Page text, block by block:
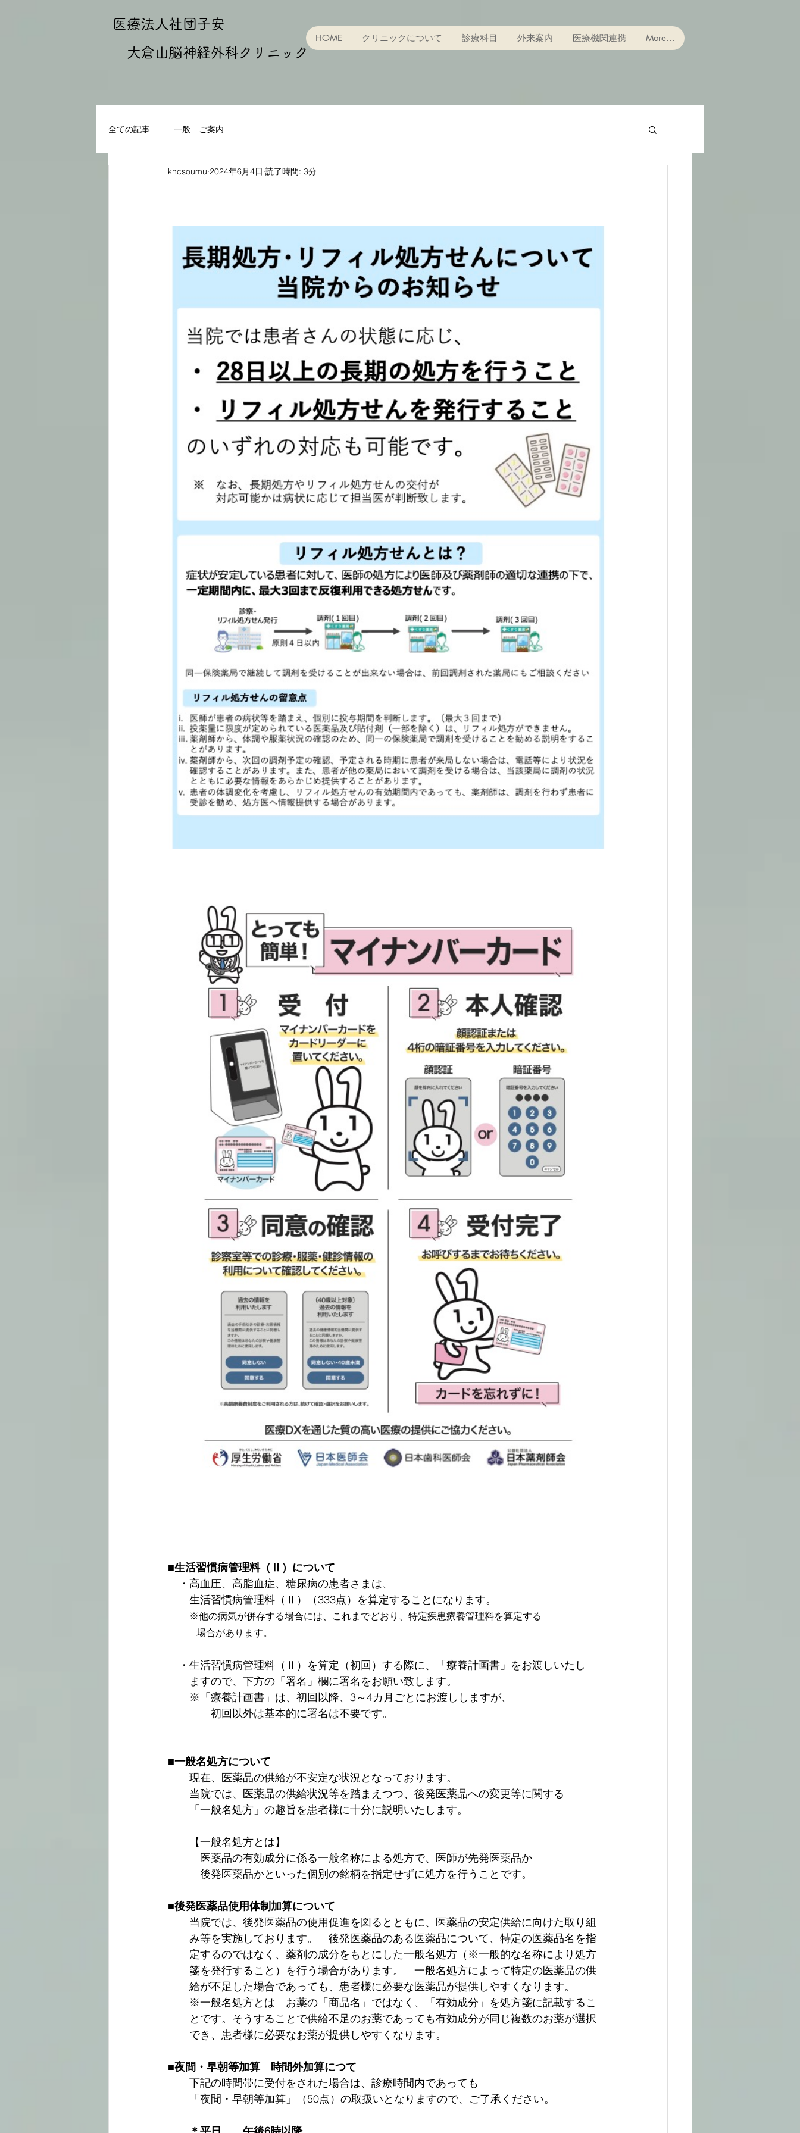
医療法人社団子安
大倉山脳神経外科クリニック
HOME クリニックについて 診療科目 外来案内 医療機関連携 More...
全ての記事 一般 ご案内
kncsoumu 2024年6月4日 読了時間: 3分
■生活習慣病管理料（Ⅱ）について
・高血圧、高脂血症、糖尿病の患者さまは、
生活習慣病管理料（Ⅱ）（333点）を算定することになります。
※他の病気が併存する場合には、これまでどおり、特定疾患療養管理料を算定する
場合があります。
・生活習慣病管理料（Ⅱ）を算定（初回）する際に、「療養計画書」をお渡しいたし
ますので、下方の「署名」欄に署名をお願い致します。
※「療養計画書」は、初回以降、3～4カ月ごとにお渡ししますが、
初回以外は基本的に署名は不要です。
■一般名処方について
現在、医薬品の供給が不安定な状況となっております。
当院では、医薬品の供給状況等を踏まえつつ、後発医薬品への変更等に関する
「一般名処方」の趣旨を患者様に十分に説明いたします。
【一般名処方とは】
医薬品の有効成分に係る一般名称による処方で、医師が先発医薬品か
後発医薬品かといった個別の銘柄を指定せずに処方を行うことです。
■後発医薬品使用体制加算について
当院では、後発医薬品の使用促進を図るとともに、医薬品の安定供給に向けた取り組
み等を実施しております。　後発医薬品のある医薬品について、特定の医薬品名を指
定するのではなく、薬剤の成分をもとにした一般名処方（※一般的な名称により処方
箋を発行すること）を行う場合があります。　一般名処方によって特定の医薬品の供
給が不足した場合であっても、患者様に必要な医薬品が提供しやすくなります。
※一般名処方とは　お薬の「商品名」ではなく、「有効成分」を処方箋に記載するこ
とです。そうすることで供給不足のお薬であっても有効成分が同じ複数のお薬が選択
でき、患者様に必要なお薬が提供しやすくなります。
■夜間・早朝等加算　時間外加算につて
下記の時間帯に受付をされた場合は、診療時間内であっても
「夜間・早朝等加算」（50点）の取扱いとなりますので、ご了承ください。